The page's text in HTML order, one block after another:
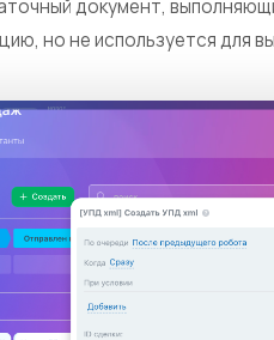
документ,
но не используется для